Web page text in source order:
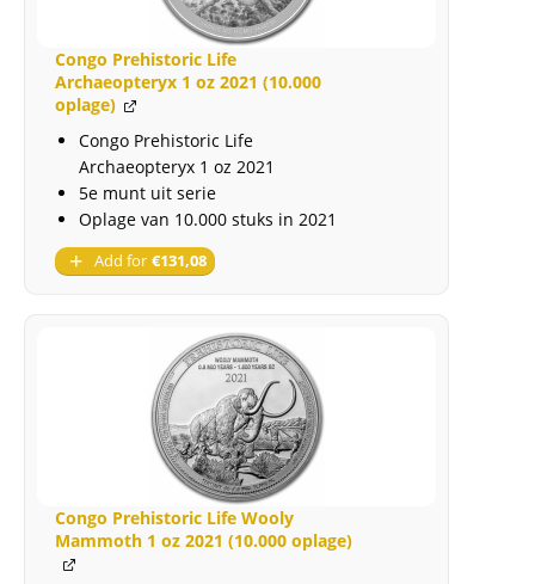
aantalCongo Prehistoric Life
Archaeopteryx 1 oz 2021 (10.000
oplage)
Congo Prehistoric Life
Archaeopteryx 1 oz 2021
5e munt uit serie
Oplage van 10.000 stuks in 2021
Add for €131,08
Congo Prehistoric Life Wooly
Mammoth 1 oz 2021 (10.000 oplage)